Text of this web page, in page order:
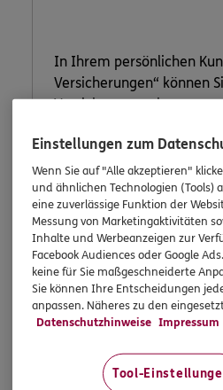
In Ihrem persönlichen
Versicherungen“ können
Versicherungen bequem
Jetzt
Einstellungen zum
Wenn Sie auf "Alle akzeptieren"
und ähnlichen Technologien (Tools)
eine zuverlässige Funktion der
Messung von Marketingaktivitäten
Inhalte und Werbeanzeigen zur
Facebook Audiences oder Google
keine für Sie maßgeschneiderte
Sie können Ihre Entscheidungen
anpassen. Näheres zu den
Datenschutzhinweise Impressum
Tool-